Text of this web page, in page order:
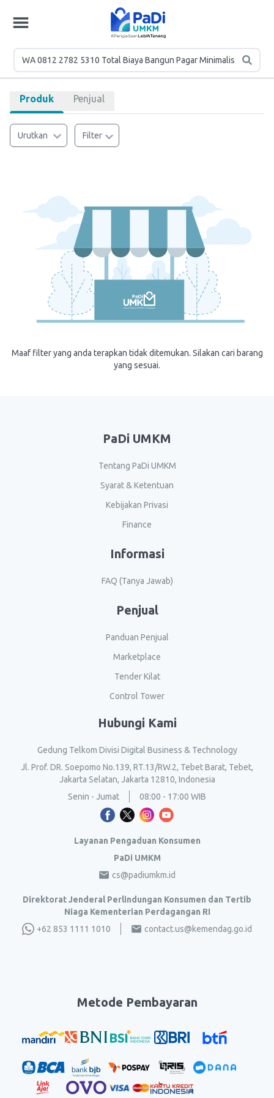
Produk Penjual
Urutkan Filter
Maaf filter yang anda terapkan tidak ditemukan. Silakan cari barang
yang sesuai.
PaDi UMKM
Tentang PaDi UMKM
Syarat & Ketentuan
Kebijakan Privasi
Finance
Informasi
FAQ (Tanya Jawab)
Penjual
Panduan Penjual
Marketplace
Tender Kilat
Control Tower
Hubungi Kami
Gedung Telkom Divisi Digital Business & Technology
Jl. Prof. DR. Soepomo No.139, RT.13/RW.2, Tebet Barat, Tebet,
Jakarta Selatan, Jakarta 12810, Indonesia
Senin - Jumat
08:00 - 17:00 WIB
Layanan Pengaduan Konsumen
PaDi UMKM
cs@padiumkm.id
Direktorat Jenderal Perlindungan Konsumen dan Tertib
Niaga Kementerian Perdagangan RI
+62 853 1111 1010
contact.us@kemendag.go.id
Metode Pembayaran